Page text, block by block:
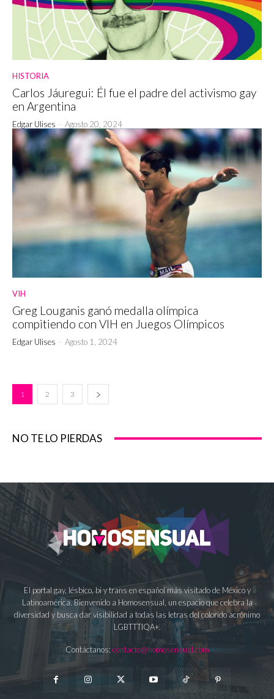
HISTORIA
Carlos Jáuregui: Él fue el padre del activismo gay
en Argentina
Edgar Ulises - Agosto 20, 2024
VIH
Greg Louganis ganó medalla olímpica
compitiendo con VIH en Juegos Olímpicos
Edgar Ulises - Agosto 1, 2024
1 2 3
NO TE LO PIERDAS
El portal gay, lésbico, bi y trans en español más visitado de México y
Latinoamérica. Bienvenido a Homosensual, un espacio que celebra la
diversidad y busca dar visibilidad a todas las letras del colorido acrónimo
LGBTTTIQA+.
Contáctanos: contacto@homosensual.com